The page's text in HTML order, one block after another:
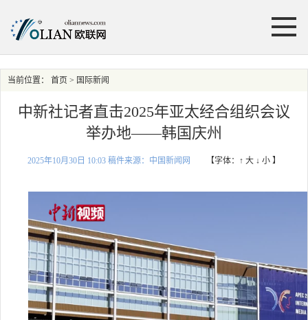
当前位置： 首页 > 国际新闻
中新社记者直击2025年亚太经合组织会议
举办地——韩国庆州
2025年10月30日 10:03 稿件来源：中国新闻网 【字体： ↑ 大 ↓ 小 】